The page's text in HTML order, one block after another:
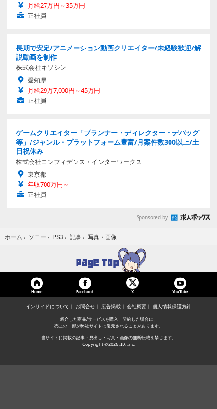
月給27万円～35万円
正社員
長期で安定/アニメーション動画クリエイター/未経験歓迎/解
説動画を制作
株式会社キソシン
愛知県
月給29万7,000円～45万円
正社員
ゲームクリエイター「プランナー・ディレクター・デバッグ
等」/ジャンル・プラットフォーム豊富/月案件数300以上/土
日祝休み
株式会社コンフィデンス・インターワークス
東京都
年収700万円～
正社員
Sponsored by
ホーム › ソニー › PS3 › 記事 › 写真・画像
Home Facebook X YouTube
インサイドについて お問合せ 広告掲載 会社概要 個人情報保護方針
紹介した商品/サービスを購入、契約した場合に、
売上の一部が弊社サイトに還元されることがあります。
当サイトに掲載の記事・見出し・写真・画像の無断転載を禁じます。
Copyright © 2026 IID, Inc.